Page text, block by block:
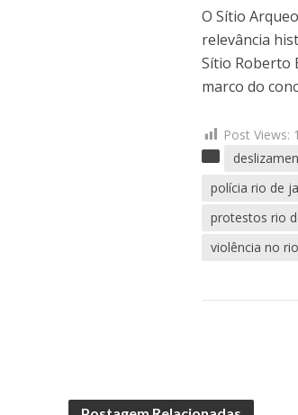
O Sítio
relevância
Sítio Roberto
marco do
Post Views:
polícia rio de
protestos rio
violência no